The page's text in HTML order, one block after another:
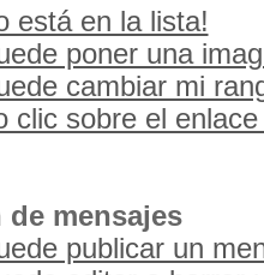
está en la lista!
poner una
cambiar mi
clic sobre el
mensajes
publicar un